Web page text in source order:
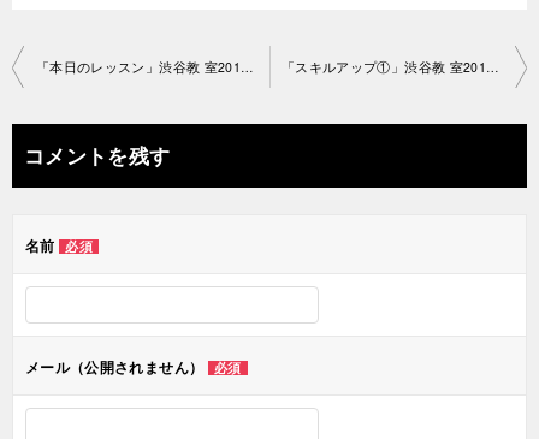
投
ナ
ビ
ー
ン
コメントを残す
名前 必須
メール（公開されません） 必須